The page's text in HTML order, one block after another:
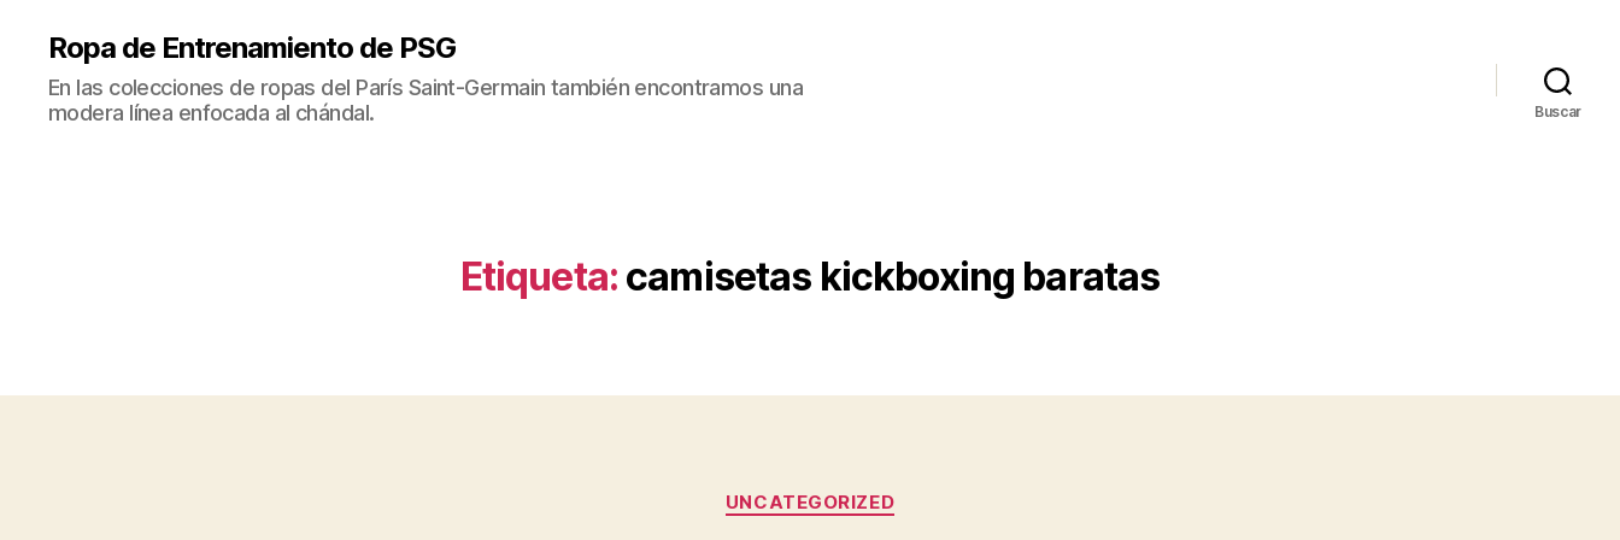
Ropa de Entrenamiento de PSG
En las colecciones de ropas del París Saint-Germain también encontramos una
modera línea enfocada al chándal.
Buscar
Etiqueta: camisetas kickboxing baratas
Categorías
UNCATEGORIZED